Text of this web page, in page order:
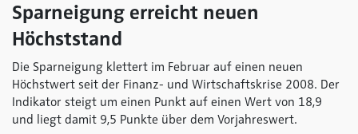
Sparneigung erreicht neuen
Höchststand
Die Sparneigung klettert im Februar auf einen neuen
Höchstwert seit der Finanz- und Wirtschaftskrise 2008. Der
Indikator steigt um einen Punkt auf einen Wert von 18,9
und liegt damit 9,5 Punkte über dem Vorjahreswert.